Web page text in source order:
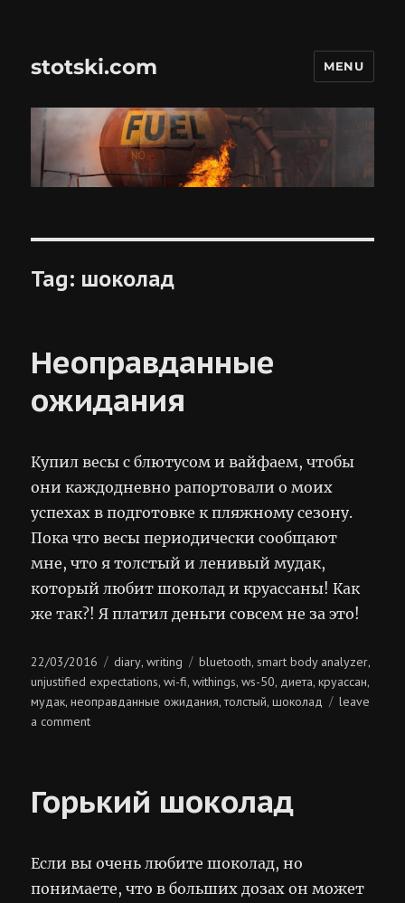
stotski.com MENU
Tag: шоколад
Неоправданные
ожидания
Купил весы с блютусом и вайфаем, чтобы
они каждодневно рапортовали о моих
успехах в подготовке к пляжному сезону.
Пока что весы периодически сообщают
мне, что я толстый и ленивый мудак,
который любит шоколад и круассаны! Как
же так?! Я платил деньги совсем не за это!
Posted
on
22/03/2016 Categories
diary,writing Tags
bluetooth, smart body analyzer,
unjustified expectations,wi-fi,withings,ws-50, диета,круассан,
мудак,неоправданные ожидания,толстый,шоколад
leave
a commenton
Горький шоколад
Если вы очень любите шоколад, но
понимаете, что в больших дозах он может